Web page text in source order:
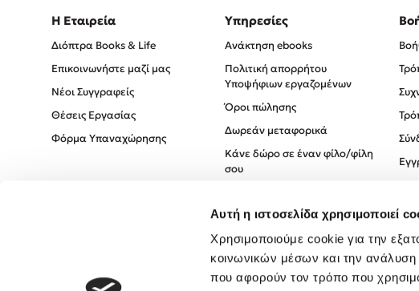
Αυτή η ιστοσελίδα χρησιμοποιεί
Χρησιμοποιούμε cookie για την
κοινωνικών μέσων και την ανάλυση
που αφορούν τον τρόπο που
Η Εταιρεία
Διόπτρα Books & Life
Επικοινωνήστε μαζί μας
Νέοι Συγγραφείς
Θέσεις Εργασίας
Φόρμα Υπαναχώρησης
Υπηρεσίες
Ανάκτηση ebooks
Πολιτική απορρήτου
Υποψήφιων εργαζομένων
Όροι πώλησης
Δωρεάν μεταφορικά
Κάνε δώρο σε έναν φίλο/φίλη
σου
Πολιτική Απορρήτου
Όροι χρήσης